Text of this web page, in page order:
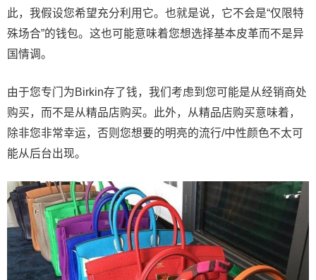
此，我假设您希望充分利用它。也就是说，它不会是“仅限特
殊场合”的钱包。这也可能意味着您想选择基本皮革而不是异
国情调。
由于您专门为Birkin存了钱，我们考虑到您可能是从经销商处
购买，而不是从精品店购买。此外，从精品店购买意味着，
除非您非常幸运，否则您想要的明亮的流行/中性颜色不太可
能从后台出现。